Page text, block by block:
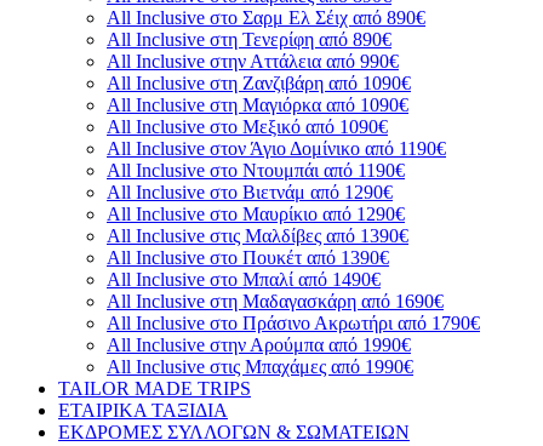
All Inclusive στο Σαρμ Ελ Σέιχ από 890€
All Inclusive στη Τενερίφη από 890€
All Inclusive στην Αττάλεια από 990€
All Inclusive στη Ζανζιβάρη από 1090€
All Inclusive στη Μαγιόρκα από 1090€
All Inclusive στο Μεξικό από 1090€
All Inclusive στον Άγιο Δομίνικο από 1190€
All Inclusive στο Ντουμπάι από 1190€
All Inclusive στο Βιετνάμ από 1290€
All Inclusive στο Μαυρίκιο από 1290€
All Inclusive στις Μαλδίβες από 1390€
All Inclusive στο Πουκέτ από 1390€
All Inclusive στο Μπαλί από 1490€
All Inclusive στη Μαδαγασκάρη από 1690€
All Inclusive στο Πράσινο Ακρωτήρι από 1790€
All Inclusive στην Αρούμπα από 1990€
All Inclusive στις Μπαχάμες από 1990€
TAILOR MADE TRIPS
ΕΤΑΙΡΙΚΑ ΤΑΞΙΔΙΑ
ΕΚΔΡΟΜΕΣ ΣΥΛΛΟΓΩΝ & ΣΩΜΑΤΕΙΩΝ